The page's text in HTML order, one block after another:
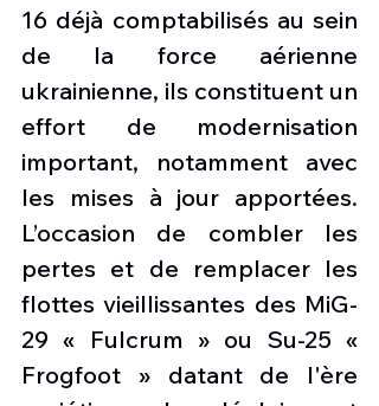
16 déjà comptabilisés au sein
de la force aérienne
ukrainienne, ils constituent un
effort de modernisation
important, notamment avec
les mises à jour apportées.
L’occasion de combler les
pertes et de remplacer les
flottes vieillissantes des MiG-
29 « Fulcrum » ou Su-25 «
Frogfoot » datant de l'ère